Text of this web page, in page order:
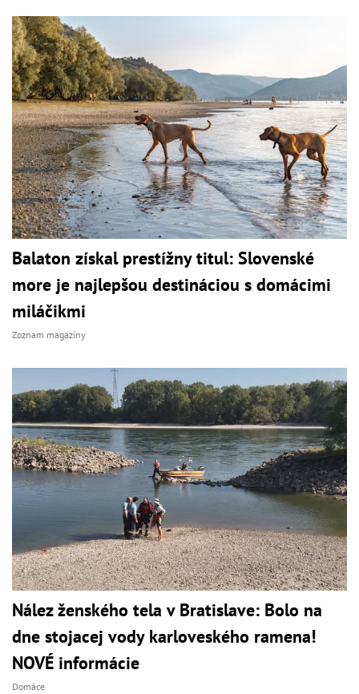
Balaton získal prestížny titul: Slovenské
more je najlepšou destináciou s domácimi
miláčikmi
Zoznam magazíny
Nález ženského tela v Bratislave: Bolo na
dne stojacej vody karloveského ramena!
NOVÉ informácie
Domáce